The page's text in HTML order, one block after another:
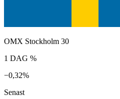
OMX Stockholm 30
1 DAG %
−0,32%
Senast